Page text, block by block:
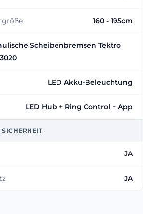
160 - 195cm
Scheibenbremsen Tektro
LED Akku-Beleuchtung
LED Hub + Ring Control + App
JA
JA